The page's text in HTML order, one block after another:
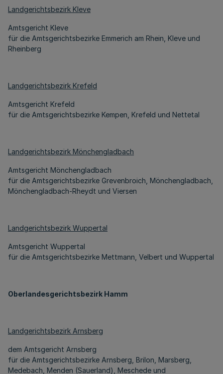
Landgerichtsbezirk Kleve
Amtsgericht Kleve
für die Amtsgerichtsbezirke Emmerich am Rhein, Kleve und
Rheinberg
Landgerichtsbezirk Krefeld
Amtsgericht Krefeld
für die Amtsgerichtsbezirke Kempen, Krefeld und Nettetal
Landgerichtsbezirk Mönchengladbach
Amtsgericht Mönchengladbach
für die Amtsgerichtsbezirke Grevenbroich, Mönchengladbach,
Mönchengladbach-Rheydt und Viersen
Landgerichtsbezirk Wuppertal
Amtsgericht Wuppertal
für die Amtsgerichtsbezirke Mettmann, Velbert und Wuppertal
Oberlandesgerichtsbezirk Hamm
Landgerichtsbezirk Arnsberg
dem Amtsgericht Arnsberg
für die Amtsgerichtsbezirke Arnsberg, Brilon, Marsberg,
Medebach, Menden (Sauerland), Meschede und